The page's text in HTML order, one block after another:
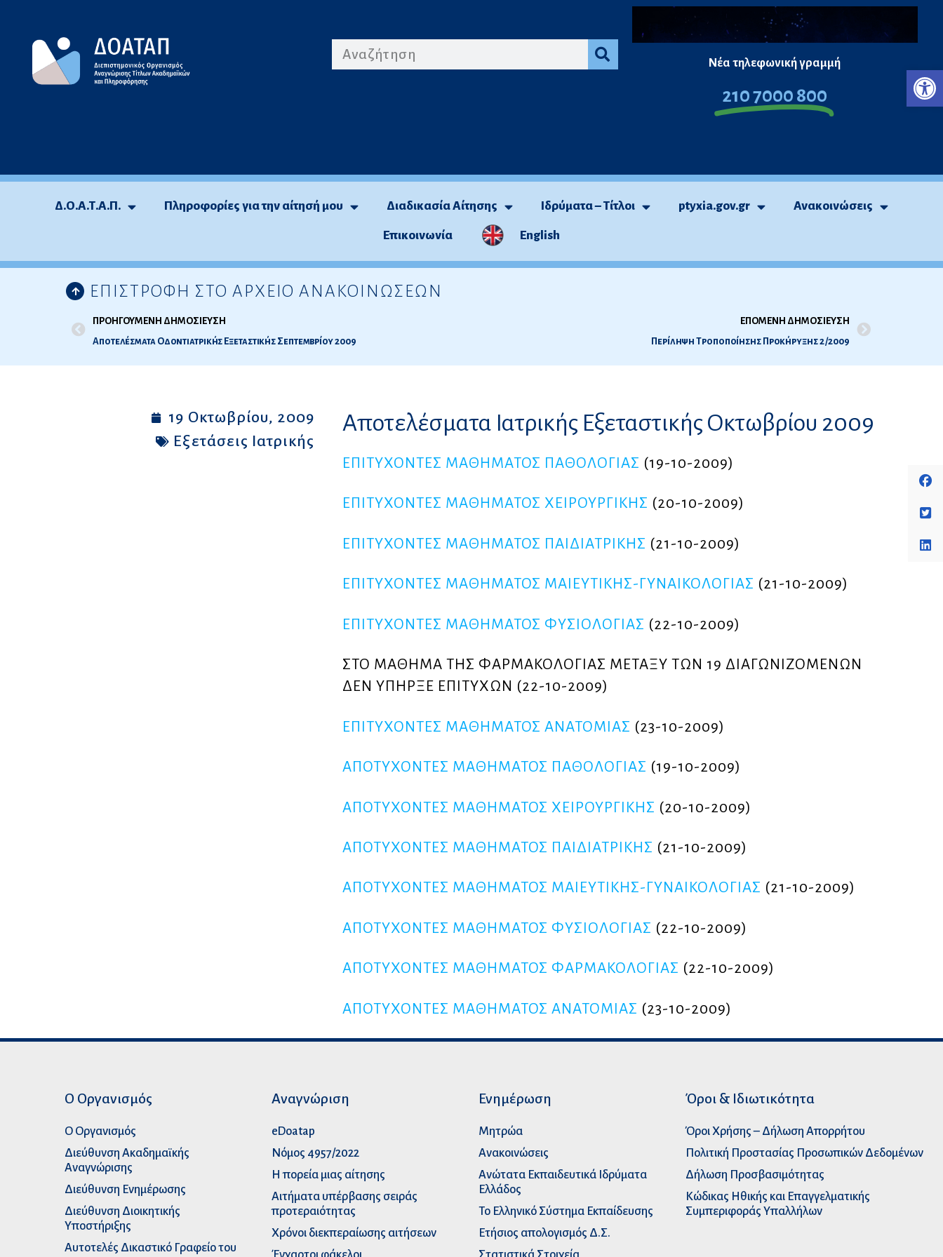
περιεχόμενο
Νέα τηλεφωνική γραμμή
210 7000 800
Δ.Ο.Α.Τ.Α.Π. Πληροφορίες για την αίτησή μου Διαδικασία Αίτησης Ιδρύματα – Τίτλοι ptyxia.gov.gr Ανακοινώσεις
Επικοινωνία English
ΕΠΙΣΤΡΟΦΗ ΣΤΟ ΑΡΧΕΙΟ ΑΝΑΚΟΙΝΩΣΕΩΝ
ΠΡΟΗΓΟΥΜΕΝΗ ΔΗΜΟΣΙΕΥΣΗ
Αποτελέσματα Οδοντιατρικής Εξεταστικής Σεπτεμβρίου 2009
ΕΠΟΜΕΝΗ ΔΗΜΟΣΙΕΥΣΗ
Περίληψη Τροποποίησης Προκήρυξης 2 /2009
19 Οκτωβρίου, 2009
Εξετάσεις Ιατρικής
Αποτελέσματα Ιατρικής Εξεταστικής Οκτωβρίου 2009
ΕΠΙΤΥΧΟΝΤΕΣ ΜΑΘΗΜΑΤΟΣ ΠΑΘΟΛΟΓΙΑΣ (19-10-2009)
ΕΠΙΤΥΧΟΝΤΕΣ ΜΑΘΗΜΑΤΟΣ ΧΕΙΡΟΥΡΓΙΚΗΣ (20-10-2009)
ΕΠΙΤΥΧΟΝΤΕΣ ΜΑΘΗΜΑΤΟΣ ΠΑΙΔΙΑΤΡΙΚΗΣ (21-10-2009)
ΕΠΙΤΥΧΟΝΤΕΣ ΜΑΘΗΜΑΤΟΣ ΜΑΙΕΥΤΙΚΗΣ-ΓΥΝΑΙΚΟΛΟΓΙΑΣ (21-10-2009)
ΕΠΙΤΥΧΟΝΤΕΣ ΜΑΘΗΜΑΤΟΣ ΦΥΣΙΟΛΟΓΙΑΣ (22-10-2009)
ΣΤΟ ΜΑΘΗΜΑ ΤΗΣ ΦΑΡΜΑΚΟΛΟΓΙΑΣ ΜΕΤΑΞΥ ΤΩΝ 19 ΔΙΑΓΩΝΙΖΟΜΕΝΩΝ
ΔΕΝ ΥΠΗΡΞΕ ΕΠΙΤΥΧΩΝ (22-10-2009)
ΕΠΙΤΥΧΟΝΤΕΣ ΜΑΘΗΜΑΤΟΣ ΑΝΑΤΟΜΙΑΣ (23-10-2009)
ΑΠΟΤΥΧΟΝΤΕΣ ΜΑΘΗΜΑΤΟΣ ΠΑΘΟΛΟΓΙΑΣ (19-10-2009)
ΑΠΟΤΥΧΟΝΤΕΣ ΜΑΘΗΜΑΤΟΣ ΧΕΙΡΟΥΡΓΙΚΗΣ (20-10-2009)
ΑΠΟΤΥΧΟΝΤΕΣ ΜΑΘΗΜΑΤΟΣ ΠΑΙΔΙΑΤΡΙΚΗΣ (21-10-2009)
ΑΠΟΤΥΧΟΝΤΕΣ ΜΑΘΗΜΑΤΟΣ ΜΑΙΕΥΤΙΚΗΣ-ΓΥΝΑΙΚΟΛΟΓΙΑΣ (21-10-2009)
ΑΠΟΤΥΧΟΝΤΕΣ ΜΑΘΗΜΑΤΟΣ ΦΥΣΙΟΛΟΓΙΑΣ (22-10-2009)
ΑΠΟΤΥΧΟΝΤΕΣ ΜΑΘΗΜΑΤΟΣ ΦΑΡΜΑΚΟΛΟΓΙΑΣ (22-10-2009)
ΑΠΟΤΥΧΟΝΤΕΣ ΜΑΘΗΜΑΤΟΣ ΑΝΑΤΟΜΙΑΣ (23-10-2009)
Ο Οργανισμός
Ο Οργανισμός
Διεύθυνση Ακαδημαϊκής
Αναγνώρισης
Διεύθυνση Ενημέρωσης
Διεύθυνση Διοικητικής
Υποστήριξης
Αυτοτελές Δικαστικό Γραφείο του
Αναγνώριση
eDoatap
Νόμος 4957/2022
Η πορεία μιας αίτησης
Αιτήματα υπέρβασης σειράς
προτεραιότητας
Χρόνοι διεκπεραίωσης αιτήσεων
Ενημέρωση
Μητρώα
Ανακοινώσεις
Ανώτατα Eκπαιδευτικά Iδρύματα
Ελλάδος
Το Ελληνικό Σύστημα Εκπαίδευσης
Ετήσιος απολογισμός Δ.Σ.
Όροι & Ιδιωτικότητα
Όροι Χρήσης – Δήλωση Απορρήτου
Πολιτική Προστασίας Προσωπικών Δεδομένων
Δήλωση Προσβασιμότητας
Κώδικας Ηθικής και Επαγγελματικής
Συμπεριφοράς Υπαλλήλων